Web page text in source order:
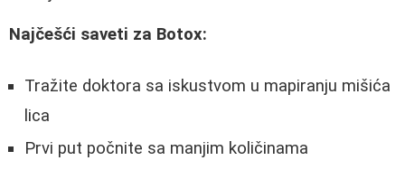
Najčešći saveti za Botox:
Tražite doktora sa iskustvom u mapiranju mišića
lica
Prvi put počnite sa manjim količinama